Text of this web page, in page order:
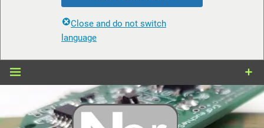
Close and do not switch
language
Zum